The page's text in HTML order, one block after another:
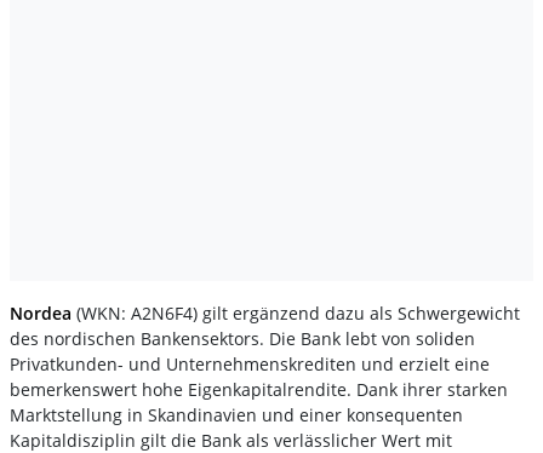
Nordea (WKN: A2N6F4) gilt ergänzend dazu als Schwergewicht
des nordischen Bankensektors. Die Bank lebt von soliden
Privatkunden- und Unternehmenskrediten und erzielt eine
bemerkenswert hohe Eigenkapitalrendite. Dank ihrer starken
Marktstellung in Skandinavien und einer konsequenten
Kapitaldisziplin gilt die Bank als verlässlicher Wert mit